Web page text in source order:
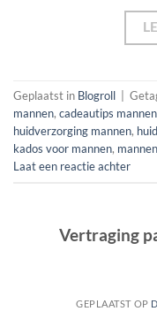
Geplaatst in Blogroll
mannen, cadeautips mannen
huidverzorging mannen,
kados voor mannen,
Laat een reactie achter
Vertraging
GEPLAATST OP